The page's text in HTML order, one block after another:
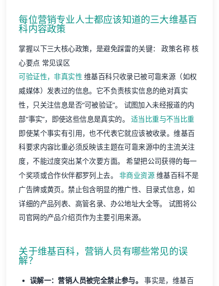
每位营销专业人士都应该知道的三大维基百
科内容政策
掌握以下三大核心政策，是避免踩雷的关键： 政策名称 核
心要点 常见误区
可验证性，非真实性 维基百科只收录已被可靠来源（如权
威媒体）发表过的信息。它不负责核实信息的绝对真实
性，只关注信息是否“可被验证”。 试图加入未经报道的内
部“事实”，即使这些信息是真实的。适当比重与不当比重
即使某个事实有引用，也不代表它就应该被收录。维基百
科要求内容比重必须反映该主题在可靠来源中的主流关注
度，不能过度突出某个次要方面。 希望把公司获得的每一
个奖项或合作伙伴都罗列上去。非商业资源 维基百科不是
广告牌或黄页。禁止包含明显的推广性、目录式信息，如
详细的产品列表、高管名录、办公地址大全等。 试图将公
司官网的产品介绍页作为主要引用来源。
关于维基百科，营销人员有哪些常见的误
解？
误解一：营销人员被完全禁止参与。
事实是，维基百